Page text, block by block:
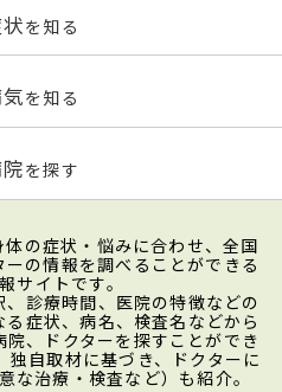
を知る
を知る
を探す
の症状・悩みに合わせ、全国
の情報を調べることができる
サイトです。
診療時間、医院の特徴などの
症状、病名、検査名などから
、ドクターを探すことができ
独自取材に基づき、ドクターに
な治療・検査など）も紹介。